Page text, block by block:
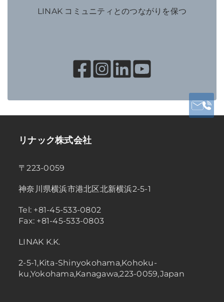
LINAK コミュニティとのつながりを保つ
リナック株式会社
〒223-0059
神奈川県横浜市港北区北新横浜2-5-1
Tel: +81-45-533-0802
Fax: +81-45-533-0803
LINAK K.K.
2-5-1,Kita-Shinyokohama,Kohoku-
ku,Yokohama,Kanagawa,223-0059,Japan